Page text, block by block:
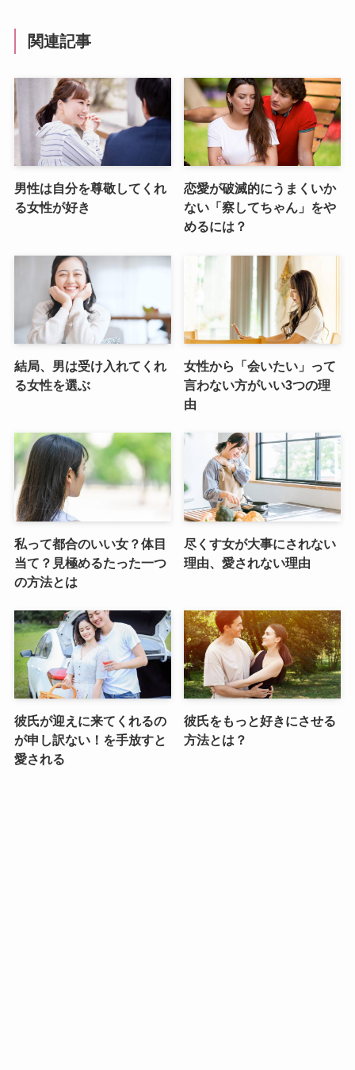
関連記事
男性は自分を尊敬してくれ
る女性が好き
恋愛が破滅的にうまくいか
ない「察してちゃん」をや
めるには？
結局、男は受け入れてくれ
る女性を選ぶ
女性から「会いたい」って
言わない方がいい3つの理
由
私って都合のいい女？体目
当て？見極めるたった一つ
の方法とは
尽くす女が大事にされない
理由、愛されない理由
彼氏が迎えに来てくれるの
が申し訳ない！を手放すと
愛される
彼氏をもっと好きにさせる
方法とは？